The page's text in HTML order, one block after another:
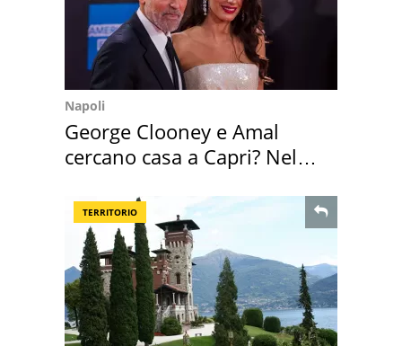
Napoli
George Clooney e Amal
cercano casa a Capri? Nel
TERRITORIO